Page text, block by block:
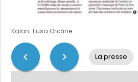
Kalon-Eusa Ondine
chevron_left chevron_right La presse